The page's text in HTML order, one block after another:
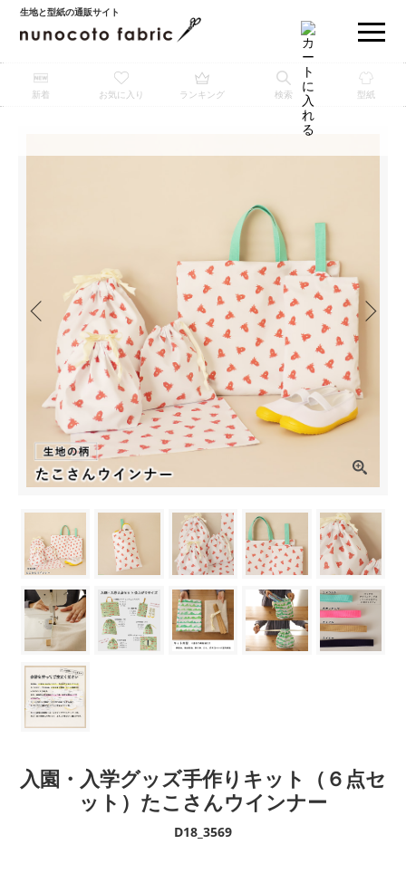
生地と型紙の通販サイト
新着 お気に入り ランキング 検索 型紙
入園・入学グッズ手作りキット（６点セ
ット）たこさんウインナー
D18_3569